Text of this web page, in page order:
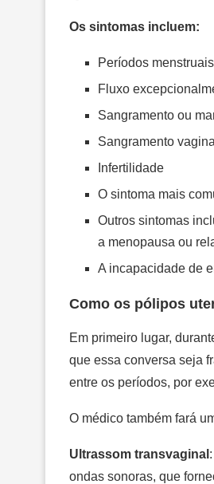
Os sintomas incluem:
Períodos
Fluxo
Sangramento ou
Sangramento
Infertilidade
O sintoma mais
Outros sintomas
a menopausa ou
A incapacidade de
Como os pólipos
Em primeiro lugar,
que essa conversa seja
entre os períodos, por
O médico também fará
Ultrassom transvaginal
ondas sonoras, que